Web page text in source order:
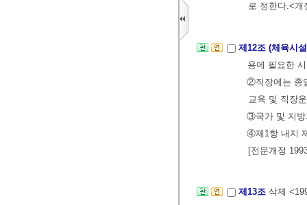
로 정한다.<개
제12조 (체육시
용에 필요한
②직장에는 종
교육 및 직장
③국가 및 지방
④제1항 내지
[전문개정
제13조 삭제